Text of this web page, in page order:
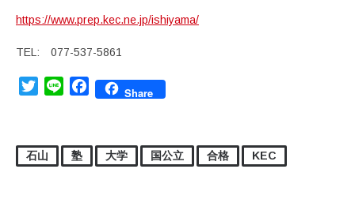
https://www.prep.kec.ne.jp/ishiyama/
TEL: 077-537-5861
TwitterLine FacebookShare
石山 塾 大学 国公立 合格 KEC